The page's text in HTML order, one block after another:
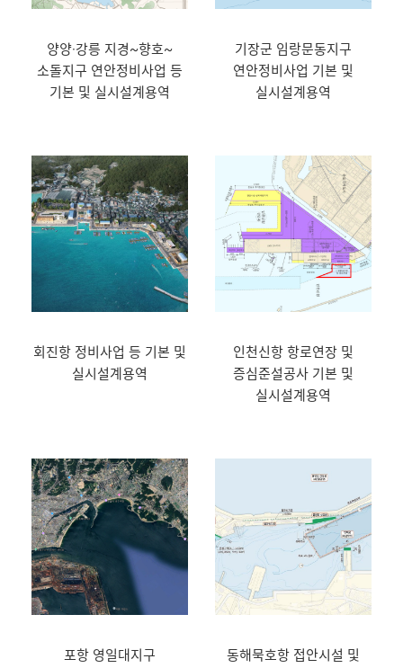
양양·강릉 지경~향호~
소돌지구 연안정비사업 등
기본 및 실시설계용역
기장군 임랑문동지구
연안정비사업 기본 및
실시설계용역
회진항 정비사업 등 기본 및
실시설계용역
인천신항 항로연장 및
증심준설공사 기본 및
실시설계용역
포항 영일대지구
동해묵호항 접안시설 및